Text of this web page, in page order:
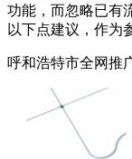
功能，而忽略已有
以下点建议，作为
呼和浩特市全网推